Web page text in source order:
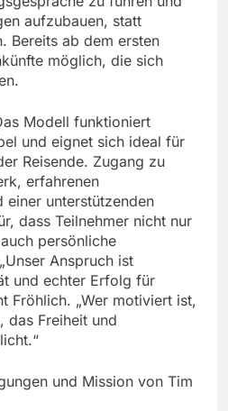
aufzubauen, statt
Bereits ab dem ersten
möglich, die sich
Modell funktioniert
und eignet sich ideal für
Reisende. Zugang zu
erfahrenen
einer unterstützenden
dass Teilnehmer nicht nur
persönliche
Anspruch ist
und echter Erfolg für
Fröhlich. „Wer motiviert ist,
das Freiheit und
und Mission von Tim